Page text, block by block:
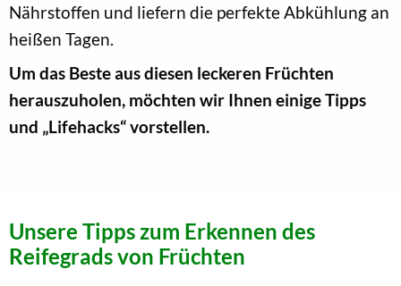
Nährstoffen und liefern die perfekte Abkühlung an
heißen Tagen.
Um das Beste aus diesen leckeren Früchten
herauszuholen, möchten wir Ihnen einige Tipps
und „Lifehacks“ vorstellen.
Unsere Tipps zum Erkennen des
Reifegrads von Früchten